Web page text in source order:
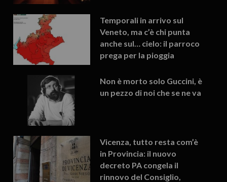
Temporali in arrivo sul
Veneto, ma c’è chi punta
anche sul… cielo: il parroco
prega per la pioggia
Non è morto solo Guccini, è
un pezzo di noi che se ne va
Vicenza, tutto resta com’è
in Provincia: il nuovo
decreto PA congela il
rinnovo del Consiglio,